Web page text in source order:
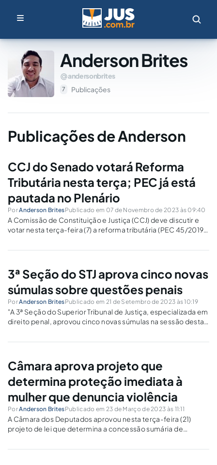
Anderson Brites
andersonbrites
7 Publicações
Publicações de Anderson
CCJ do Senado votará Reforma
Tributária nesta terça; PEC já está
pautada no Plenário
PorAnderson BritesPublicado em 07 de Novembro de 2023 às 09:40
A Comissão de Constituição e Justiça (CCJ) deve discutir e
votar nesta terça-feira (7) a reforma tributária (PEC 45/2019).
(MDB-AM) seja aprovado e enviado ao Plenário para ser
3ª Seção do STJ aprova cinco novas
súmulas sobre questões penais
PorAnderson BritesPublicado em 21 de Setembro de 2023 às 10:19
"A 3ª Seção do Superior Tribunal de Justiça, especializada em
direito penal, aprovou cinco novas súmulas na sessão desta
resumem entendimentos consolidados nos julgamentos e
da...
Câmara aprova projeto que
determina proteção imediata à
mulher que denuncia violência
PorAnderson BritesPublicado em 23 de Março de 2023 às 11:11
A Câmara dos Deputados aprovou nesta terça-feira (21)
projeto de lei que determina a concessão sumária de
denúncia a qualquer autoridade policial ou a partir de